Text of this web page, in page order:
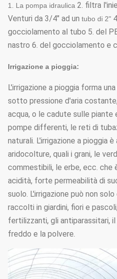
1. La pompa idraulica 2. filtra
Venturi da 3/4" ad un tubo di 2"
gocciolamento al tubo 5. del
nastro 6. del gocciolamento e
Irrigazione a pioggia:
L'irrigazione a pioggia forma
sotto pressione d'aria
acqua, o le cadute sulle piante
pompe differenti, le reti di
naturali. L'irrigazione a pioggia
aridocolture, quali i grani, le
commestibili, le erbe, ecc. che
acidità, forte permeabilità di
suolo. L'irrigazione può non
raccolti in giardini, fiori e
fertilizzanti, gli antiparassitari,
freddo e la polvere.